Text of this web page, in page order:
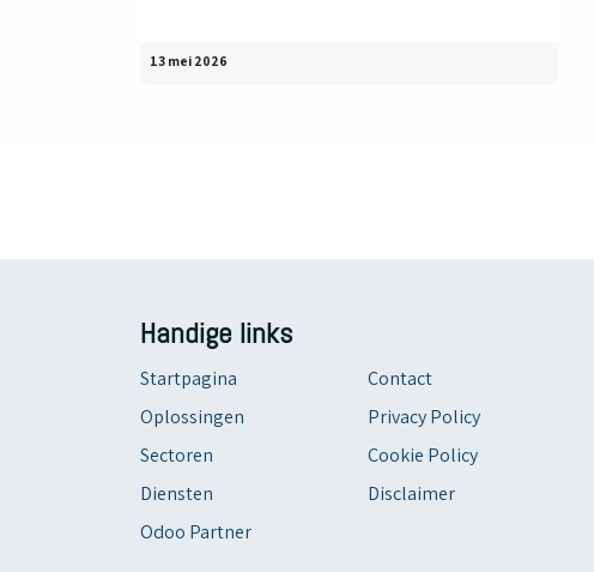
13 mei 2026
Handige links
Startpagina
Oplossingen
Sectoren
Diensten
Odoo Partner
Contact
Privacy Policy
Cookie Policy
Disclaimer